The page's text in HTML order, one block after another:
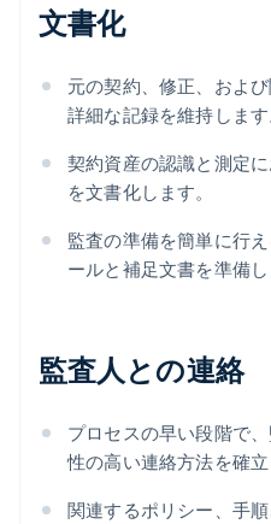
文書化
元の契約、修正、およ
詳細な記録を維持します
契約資産の認識と測定
を文書化します。
監査の準備を簡単に行
ールと補足文書を準備し
監査人との連絡
プロセスの早い段階で
性の高い連絡方法を確立
関連するポリシー、手